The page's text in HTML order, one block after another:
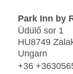
Park Inn by
Üdülő sor 1
HU8749
Ungarn
+36